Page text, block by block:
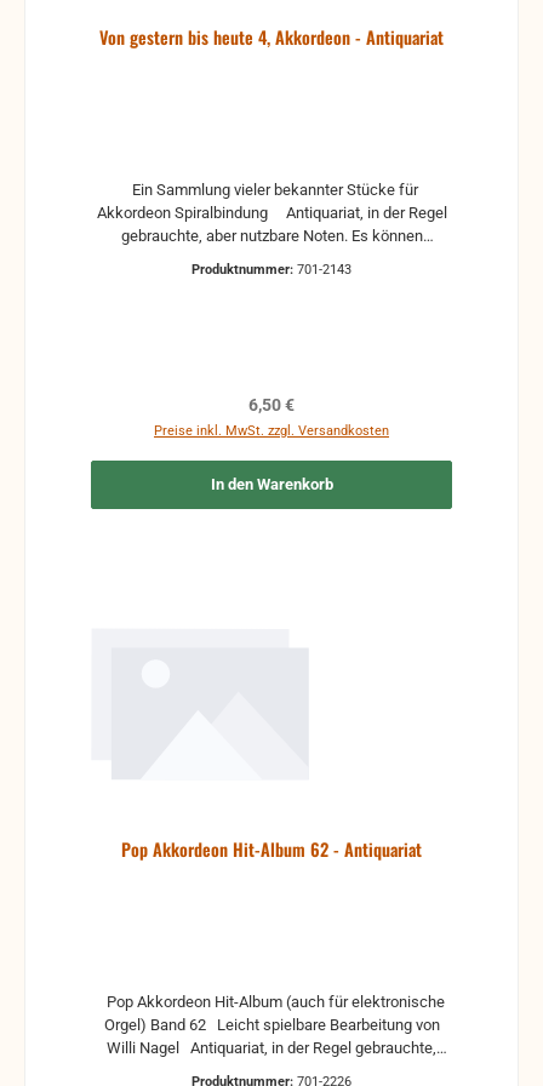
Von gestern bis heute 4, Akkordeon - Antiquariat
Akkordeon Spiralbindung Antiquariat, in der Regel
gebrauchte, aber nutzbare Noten. Es können
Produktnummer: 701-2143
Regulärer Preis:
6,50 €
Preise inkl. MwSt. zzgl. Versandkosten
In den Warenkorb
Pop Akkordeon Hit-Album 62 - Antiquariat
Orgel) Band 62 Leicht spielbare Bearbeitung von
Willi Nagel Antiquariat, in der Regel gebrauchte,
Produktnummer: 701-2226